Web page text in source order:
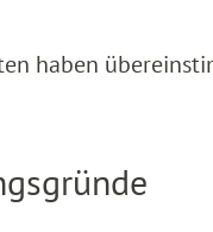
haben